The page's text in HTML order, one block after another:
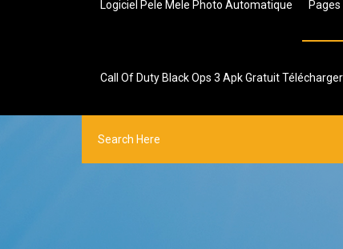
Logiciel Pele Mele Photo Automatique Pages
Call Of Duty Black Ops 3 Apk Gratuit